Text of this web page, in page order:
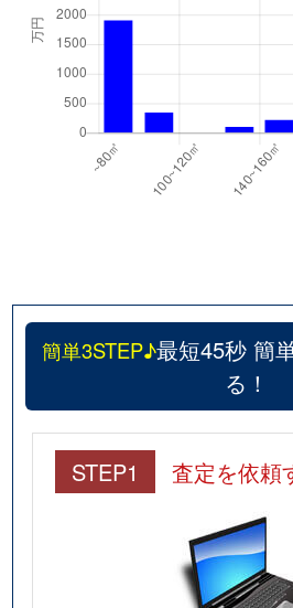
簡単3STEP♪最短45秒 簡
る！
STEP1 査定を依頼